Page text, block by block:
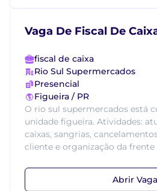
Vaga De Fiscal De
fiscal de caixa
Rio Sul Supermercados
Presencial
Figueira / PR
O rio sul supermercados está
unidade figueira. Atividades:
caixas, sangrias,
cliente e organização da frente
Abrir Vaga